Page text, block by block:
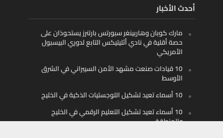
أحدث الأخبار
مارك كوبان وهاربينغر سبورتس بارتنرز يستحوذان على
حصة أقلية في نادي أثليتيكس التابع لدوري البيسبول
الأمريكي
10 قيادات صنعت مشهد الأمن السيبراني في الشرق
الأوسط
10 أسماء تعيد تشكيل اللوجستيات الذكية في الخليج
10 أسماء تعيد تشكيل التعليم الرقمي في الخليج
والمنطقة